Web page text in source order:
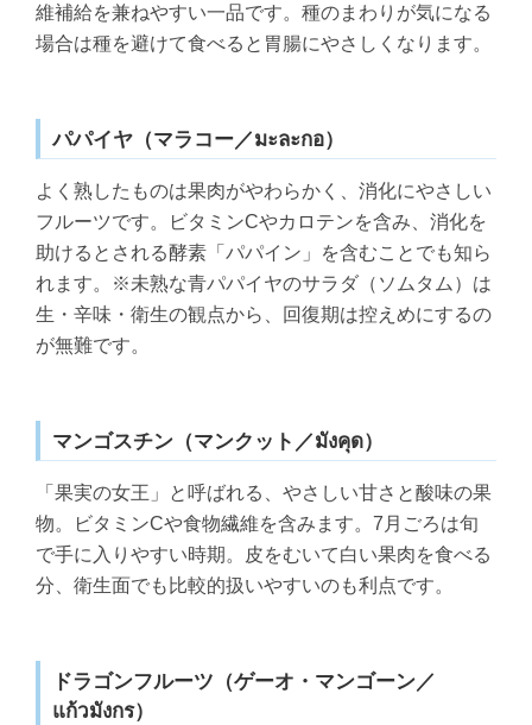
維補給を兼ねやすい一品です。種のまわりが気になる
場合は種を避けて食べると胃腸にやさしくなります。
パパイヤ（マラコー／มะละกอ）
よく熟したものは果肉がやわらかく、消化にやさしい
フルーツです。ビタミンCやカロテンを含み、消化を
助けるとされる酵素「パパイン」を含むことでも知ら
れます。※未熟な青パパイヤのサラダ（ソムタム）は
生・辛味・衛生の観点から、回復期は控えめにするの
が無難です。
マンゴスチン（マンクット／มังคุด）
「果実の女王」と呼ばれる、やさしい甘さと酸味の果
物。ビタミンCや食物繊維を含みます。7月ごろは旬
で手に入りやすい時期。皮をむいて白い果肉を食べる
分、衛生面でも比較的扱いやすいのも利点です。
ドラゴンフルーツ（ゲーオ・マンゴーン／
แก้วมังกร）